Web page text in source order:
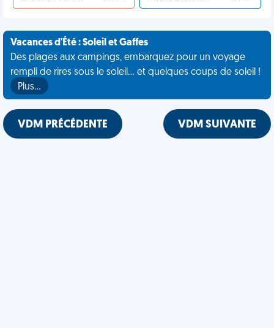
Vacances d'Été : Soleil et Gaffes
Des plages aux campings, embarquez pour un voyage
rempli de rires sous le soleil... et quelques coups de soleil !
Plus…
VDM PRÉCÉDENTE VDM SUIVANTE